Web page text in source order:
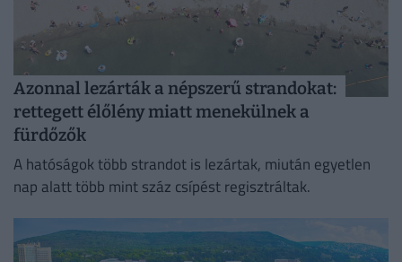
Azonnal lezárták a népszerű strandokat:
rettegett élőlény miatt menekülnek a
fürdőzők
A hatóságok több strandot is lezártak, miután egyetlen
nap alatt több mint száz csípést regisztráltak.